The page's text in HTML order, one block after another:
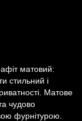
матовий:
стильний і
Матове
чудово
фурнітурою.